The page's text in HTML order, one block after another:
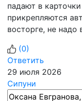
падают в
прикрепляются
восторге, не надо
(0)
Ответить
29 июля 2026
Сипуни